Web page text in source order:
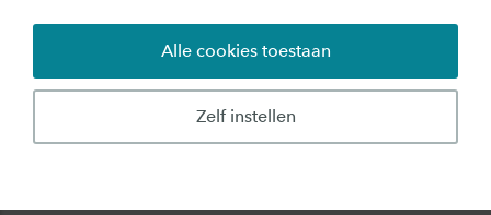
Zelf instellen
Alle cookies toestaan
Hoe kunnen zorgverleners worden
ondersteund bij het herkennen van de
palliatieve fase door middel van machine